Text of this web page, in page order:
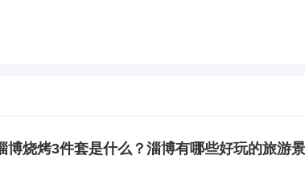
博烧烤3件套是什么？淄博有哪些好玩的旅游